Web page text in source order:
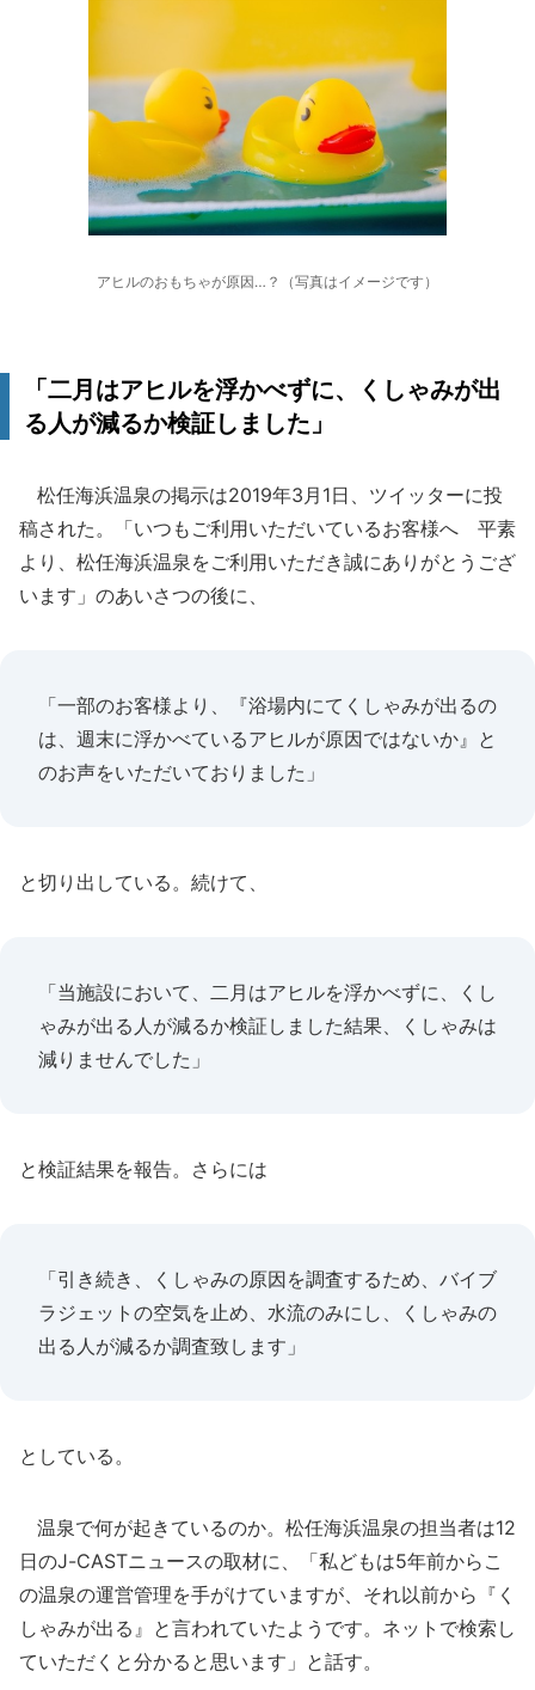
アヒルのおもちゃが原因…？（写真はイメージです）
「二月はアヒルを浮かべずに、くしゃみが出
る人が減るか検証しました」
松任海浜温泉の掲示は2019年3月1日、ツイッターに投
稿された。「いつもご利用いただいているお客様へ 平素
より、松任海浜温泉をご利用いただき誠にありがとうござ
います」のあいさつの後に、
「一部のお客様より、『浴場内にてくしゃみが出るの
は、週末に浮かべているアヒルが原因ではないか』と
のお声をいただいておりました」
と切り出している。続けて、
「当施設において、二月はアヒルを浮かべずに、くし
ゃみが出る人が減るか検証しました結果、くしゃみは
減りませんでした」
と検証結果を報告。さらには
「引き続き、くしゃみの原因を調査するため、バイブ
ラジェットの空気を止め、水流のみにし、くしゃみの
出る人が減るか調査致します」
としている。
温泉で何が起きているのか。松任海浜温泉の担当者は12
日のJ-CASTニュースの取材に、「私どもは5年前からこ
の温泉の運営管理を手がけていますが、それ以前から『く
しゃみが出る』と言われていたようです。ネットで検索し
ていただくと分かると思います」と話す。